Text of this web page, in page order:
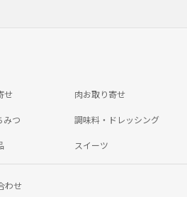
せ 肉お取り寄せ
みつ 調味料・ドレッシング
スイーツ
わせ